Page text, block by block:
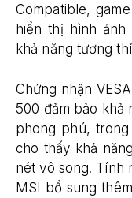
Compatible,
hiển thị hình
khả năng tương
Chứng nhận
500 đảm bảo khả
phong phú, trong
cho thấy khả
nét vô song. Tính
MSI bổ sung